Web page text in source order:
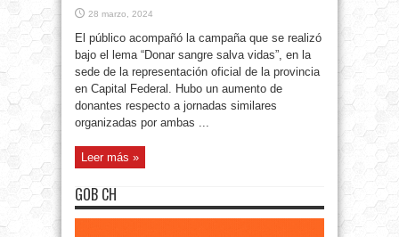
28 marzo, 2024
El público acompañó la campaña que se realizó
bajo el lema “Donar sangre salva vidas”, en la
sede de la representación oficial de la provincia
en Capital Federal. Hubo un aumento de
donantes respecto a jornadas similares
organizadas por ambas ...
Leer más »
GOB CH